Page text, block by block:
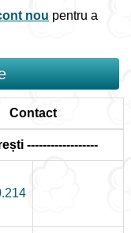
nou pentru a
Contact
------------------